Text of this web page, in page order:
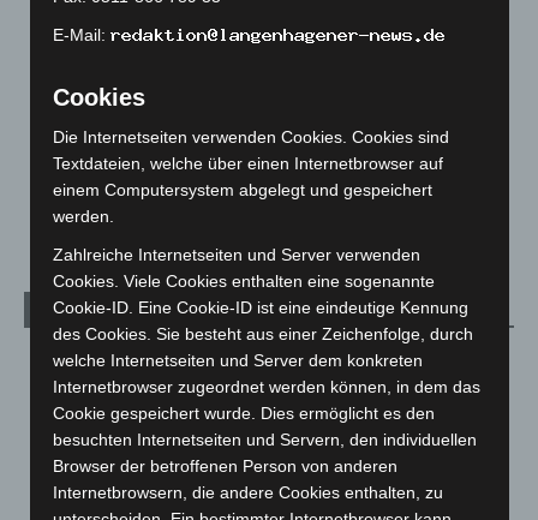
Langenhagen und Ortsteile
Menschen
Über uns
Veranstaltungen
Welt
Archiv
August 2026(12)
Juli 2026(73)
Juni 2026(139)
Mai 2026(99)
April 2026(99)
E-Mail:
Cookies
Die Internetseiten verwenden Cookies. Cookies sind
Textdateien, welche über einen Internetbrowser auf
einem Computersystem abgelegt und gespeichert
werden.
Zahlreiche Internetseiten und Server verwenden
Cookies. Viele Cookies enthalten eine sogenannte
Cookie-ID. Eine Cookie-ID ist eine eindeutige Kennung
des Cookies. Sie besteht aus einer Zeichenfolge, durch
welche Internetseiten und Server dem konkreten
Internetbrowser zugeordnet werden können, in dem das
Cookie gespeichert wurde. Dies ermöglicht es den
besuchten Internetseiten und Servern, den individuellen
Browser der betroffenen Person von anderen
Internetbrowsern, die andere Cookies enthalten, zu